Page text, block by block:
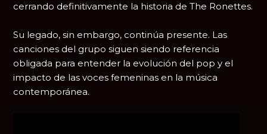
cerrando definitivamente la historia de The Ronettes.
Su legado, sin embargo, continúa presente. Las
canciones del grupo siguen siendo referencia
obligada para entender la evolución del pop y el
impacto de las voces femeninas en la música
contemporánea.